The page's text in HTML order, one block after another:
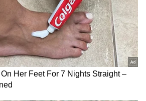
ಇಂಡಿಯಾದ ಬ್ರೇಕಿಂಗ್ ಸುದ್ದಿ
Kannada), ವಿಶೇಷ ವರದಿಗಳು
ಸಂಪೂರ್ಣ ಮಾಹಿತಿ
ಲಭ್ಯ. ಏಷ್ಯಾನೆಟ್ ಸುವರ್ಣ
ಆ್ಯಪ್ ಡೌನ್‌ಲೋಡ್ ಮಾಡಿ ಹಾಗೂ
ಪಡೆಯಿರಿ.